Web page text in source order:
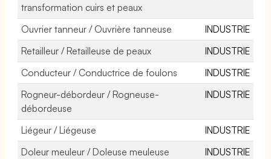
transformation cuirs et peaux
Ouvrier tanneur / Ouvrière tanneuse
INDUSTRIE
Retailleur / Retailleuse de peaux
INDUSTRIE
Conducteur / Conductrice de foulons
INDUSTRIE
Rogneur-débordeur / Rogneuse-
débordeuse
INDUSTRIE
Liégeur / Liégeuse
INDUSTRIE
Doleur meuleur / Doleuse meuleuse
INDUSTRIE